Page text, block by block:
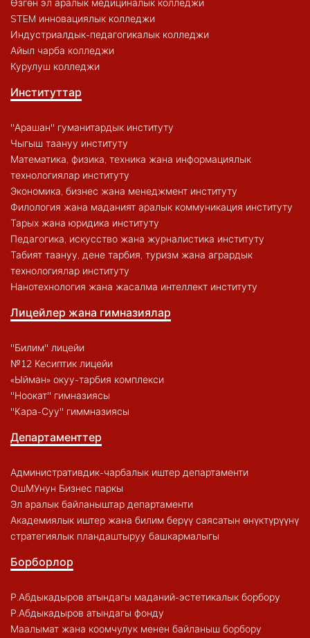
Өзгөн эл аралык медициналык колледжи
STEM инновациялык колледжи
Индустриалдык-педагогикалык колледжи
Айыл чарба колледжи
Курулуш колледжи
Институттар
"Арашан" гуманитардык институту
Чыгыш таануу институту
Математика, физика, техника жана информациялык
технологиялар институту
Экономика, бизнес жана менеджмент институту
Филология жана маданият аралык коммуникация институту
Тарых жана юридика институту
Педагогика, искусство жана журналистика институту
Табият таануу, дене тарбия, туризм жана агрардык
технологиялар институту
Нанотехнология жана жасалма интеллект институту
Лицейлер жана гимназиялар
"Билим" лицейи
№12 Кесиптик лицейи
«Ыйман» окуу-тарбия комплекси
"Ноокат" гимназиясы
"Кара-Суу" гиммназиясы
Департаменттер
Административдик-чарбалык иштер департаменти
ОшМУнун Бизнес паркы
Эл аралык байланыштар департаменти
Академиялык иштер жана билим берүү саясатын өнүктүрүүнү
стратегиялык пландаштыруу башкармалыгы
Борборлор
Р.Абдыкадыров атындагы маданий-эстетикалык борбору
Р.Абдыкадыров атындагы фонду
Маалымат жана коомчулук менен байланыш борбору